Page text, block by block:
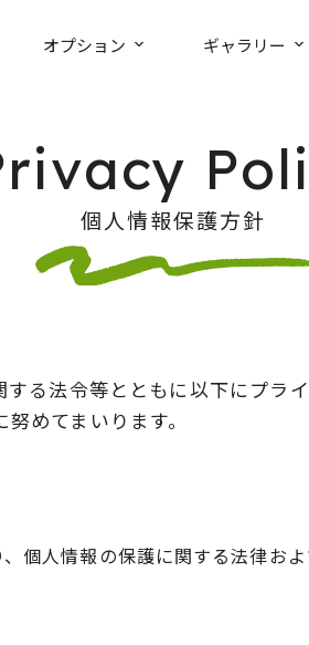
オプション ギャラリー
個人情報保護方針
る法令等とともに以下にプラ
めてまいります。
個人情報の保護に関する法律お